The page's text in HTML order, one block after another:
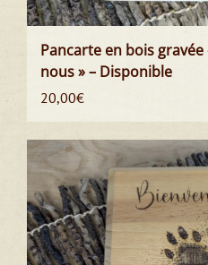
Pancarte en bois gravée
nous » – Disponible
20,00€